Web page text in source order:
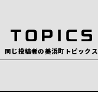
同じ投稿者の美浜町トピックス